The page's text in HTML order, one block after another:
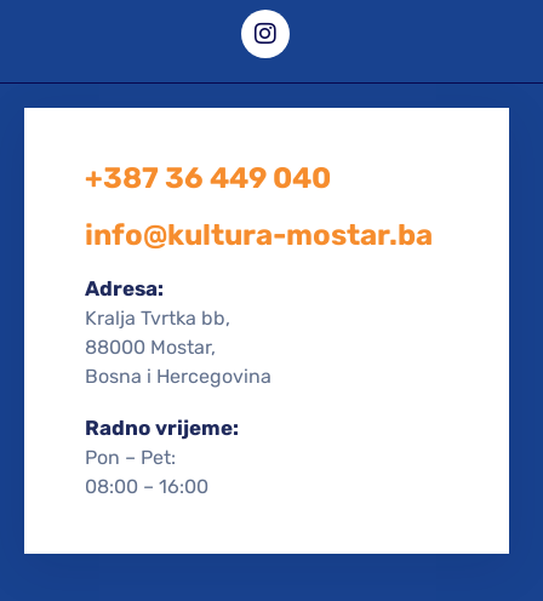
+387 36 449 040
info@kultura-mostar.ba
Adresa:
Kralja Tvrtka bb,
88000 Mostar,
Bosna i Hercegovina
Radno vrijeme:
Pon – Pet:
08:00 – 16:00